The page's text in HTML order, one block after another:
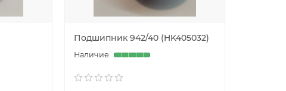
Подшипник 942/40 (HK405032)